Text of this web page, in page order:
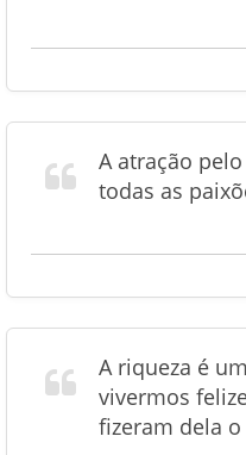
A atração
todas as
A riqueza é
vivermos
fizeram dela